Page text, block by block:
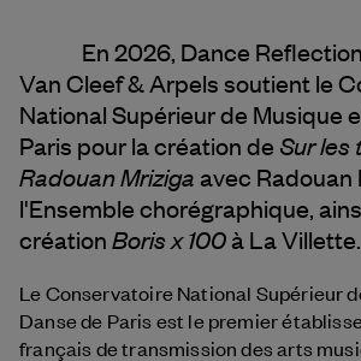
En 2026, Dance
Van Cleef & Arpels soutient le
National Supérieur de Musique
Paris pour la création de Sur les
Radouan Mriziga avec Radouan
l'Ensemble chorégraphique,
création Boris x 100à La Villette.
Le Conservatoire National Supérieur
Danse de Paris est le premier
français de transmission des arts